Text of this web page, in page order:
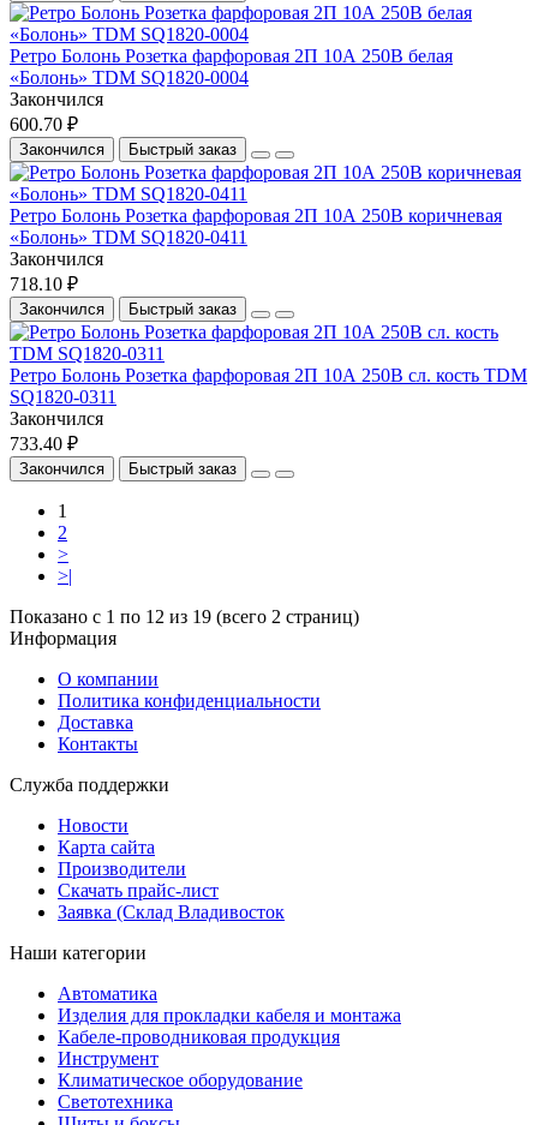
Ретро Болонь Розетка фарфоровая 2П 10А 250В белая
«Болонь» TDM SQ1820-0004
Закончился
600.70 ₽
Закончился Быстрый заказ
Ретро Болонь Розетка фарфоровая 2П 10А 250В коричневая
«Болонь» TDM SQ1820-0411
Закончился
718.10 ₽
Закончился Быстрый заказ
Ретро Болонь Розетка фарфоровая 2П 10А 250В сл. кость TDM
SQ1820-0311
Закончился
733.40 ₽
Закончился Быстрый заказ
1
2
>
>|
Показано с 1 по 12 из 19 (всего 2 страниц)
Информация
О компании
Политика конфиденциальности
Доставка
Контакты
Служба поддержки
Новости
Карта сайта
Производители
Скачать прайс-лист
Заявка (Склад Владивосток
Наши категории
Автоматика
Изделия для прокладки кабеля и монтажа
Кабеле-проводниковая продукция
Инструмент
Климатическое оборудование
Светотехника